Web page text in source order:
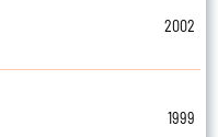
2002
1999